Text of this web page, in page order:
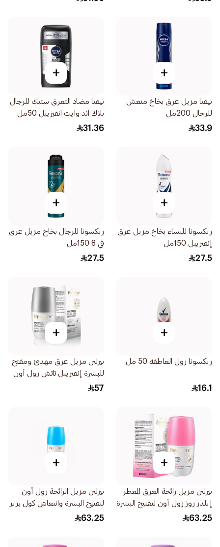
+
نيفيا مزيل عرق بخاخ منعش
للرجال 200مل
33.9
+
نيفيا مضاد التعرق ستيك للرجال
بلاك اند وايت انفيزيبل 50مل
31.36
+
ريكسونا للنساء بخاخ مزيل عرق
إنفيزيبل 150مل
27.5
+
ريكسونا للرجال بخاخ مزيل عرق
في 8 150مل
27.5
+
ريكسونا رول العاطفة 50 مل
16.1
+
بيزلين مزيل عرق مهدئ ومفتح
للبشرة إنفيزيبل تاتش رول أون
50مل
57
+
بيزلين مزيل رائحة العرق المعطر
إيلدر روز رول أون لتفتيح البشرة
50مل
63.25
+
بيزلين مزيل الرائحة رول أون
لتفتيح البشرة وانتعاش كول بريز
البارد 1قطعة
63.25